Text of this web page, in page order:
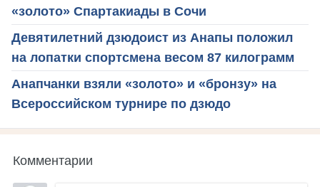
«золото» Спартакиады в Сочи
Девятилетний дзюдоист из Анапы положил
на лопатки спортсмена весом 87 килограмм
Анапчанки взяли «золото» и «бронзу» на
Всероссийском турнире по дзюдо
Комментарии